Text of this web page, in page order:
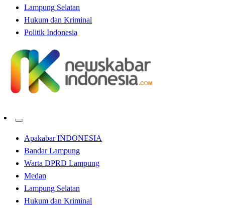
Lampung Selatan
Hukum dan Kriminal
Politik Indonesia
Apakabar INDONESIA
Bandar Lampung
Warta DPRD Lampung
Medan
Lampung Selatan
Hukum dan Kriminal